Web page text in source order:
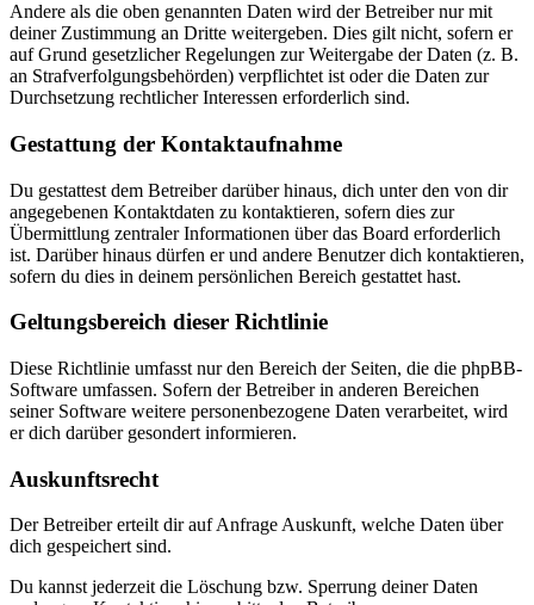
Andere als die oben genannten Daten wird der Betreiber nur mit
deiner Zustimmung an Dritte weitergeben. Dies gilt nicht, sofern er
auf Grund gesetzlicher Regelungen zur Weitergabe der Daten (z. B.
an Strafverfolgungsbehörden) verpflichtet ist oder die Daten zur
Durchsetzung rechtlicher Interessen erforderlich sind.
Gestattung der Kontaktaufnahme
Du gestattest dem Betreiber darüber hinaus, dich unter den von dir
angegebenen Kontaktdaten zu kontaktieren, sofern dies zur
Übermittlung zentraler Informationen über das Board erforderlich
ist. Darüber hinaus dürfen er und andere Benutzer dich kontaktieren,
sofern du dies in deinem persönlichen Bereich gestattet hast.
Geltungsbereich dieser Richtlinie
Diese Richtlinie umfasst nur den Bereich der Seiten, die die phpBB-
Software umfassen. Sofern der Betreiber in anderen Bereichen
seiner Software weitere personenbezogene Daten verarbeitet, wird
er dich darüber gesondert informieren.
Auskunftsrecht
Der Betreiber erteilt dir auf Anfrage Auskunft, welche Daten über
dich gespeichert sind.
Du kannst jederzeit die Löschung bzw. Sperrung deiner Daten